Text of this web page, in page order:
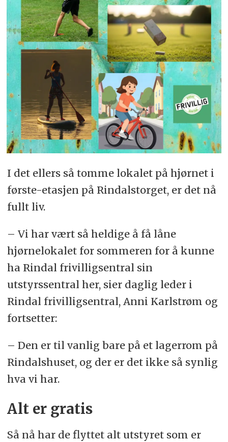
I det ellers så tomme lokalet på hjørnet i
første-etasjen på Rindalstorget, er det nå
fullt liv.
– Vi har vært så heldige å få låne
hjørnelokalet for sommeren for å kunne
ha Rindal frivilligsentral sin
utstyrssentral her, sier daglig leder i
Rindal frivilligsentral, Anni Karlstrøm og
fortsetter:
– Den er til vanlig bare på et lagerrom på
Rindalshuset, og der er det ikke så synlig
hva vi har.
Alt er gratis
Så nå har de flyttet alt utstyret som er